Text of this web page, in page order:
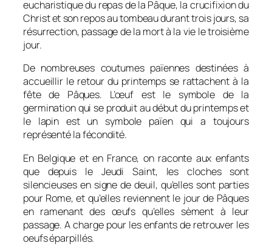
eucharistique du repas de la Pâque, la crucifixion du
Christ et son repos au tombeau durant trois jours, sa
résurrection, passage de la mort à la vie le troisième
jour.
De nombreuses coutumes païennes destinées à
accueillir le retour du printemps se rattachent à la
fête de Pâques. L’œuf est le symbole de la
germination qui se produit au début du printemps et
le lapin est un symbole païen qui a toujours
représenté la fécondité.
En Belgique et en France, on raconte aux enfants
que depuis le Jeudi Saint, les cloches sont
silencieuses en signe de deuil, qu’elles sont parties
pour Rome, et qu’elles reviennent le jour de Pâques
en ramenant des œufs qu’elles sèment à leur
passage. A charge pour les enfants de retrouver les
oeufs éparpillés.